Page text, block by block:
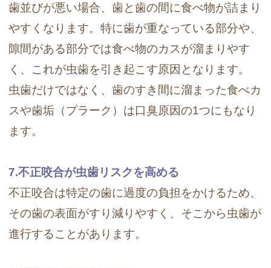
歯並びが悪い場合、歯と歯の間に食べ物が詰まり
やすくなります。特に歯が重なっている部分や、
隙間がある部分では食べ物のカスが溜まりやす
く、これが虫歯を引き起こす原因となります。
虫歯だけではなく、歯のすき間に溜まった食べカ
スや歯垢（プラーク）は口臭原因の1つにもなり
ます。
7.不正咬合が虫歯リスクを高める
不正咬合は特定の歯に過度の負担をかけるため、
その歯の表面がすり減りやすく、そこから虫歯が
進行することがあります。